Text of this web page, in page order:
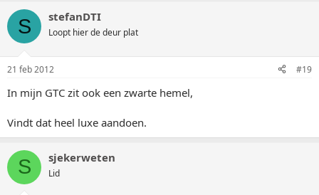
S stefanDTI
Loopt hier de deur plat
21 feb 2012 #19
In mijn GTC zit ook een zwarte hemel,
Vindt dat heel luxe aandoen.
S sjekerweten
Lid